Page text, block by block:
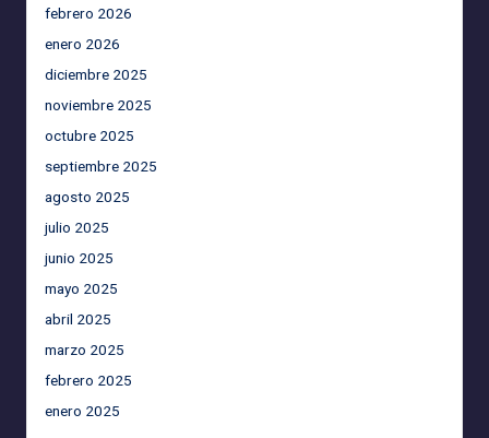
febrero 2026
enero 2026
diciembre 2025
noviembre 2025
octubre 2025
septiembre 2025
agosto 2025
julio 2025
junio 2025
mayo 2025
abril 2025
marzo 2025
febrero 2025
enero 2025